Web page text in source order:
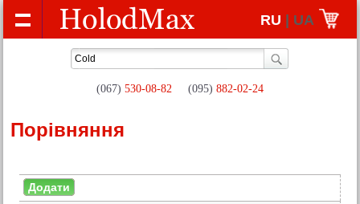
RU | UA
(067) 530-08-82 (095) 882-02-24
Порівняння
Додати